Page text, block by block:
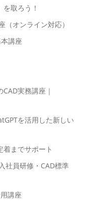
取ろう！
（オンライン対応）
講座
実務講座｜
を活用した新しい
着までサポート
社員研修・CAD標準
講座